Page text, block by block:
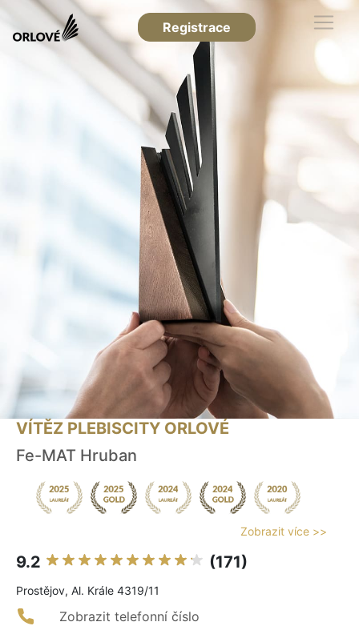
Registrace
VÍTĚZ PLEBISCITY ORLOVÉ
Fe-MAT Hruban
Zobrazit více >>
9.2 (171)
Prostějov, Al. Krále 4319/11
Zobrazit telefonní číslo